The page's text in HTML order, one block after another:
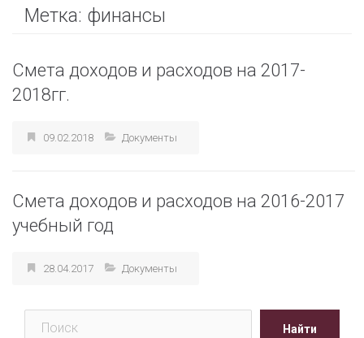
Метка: финансы
Смета доходов и расходов на 2017-
2018гг.
09.02.2018 Документы
Смета доходов и расходов на 2016-2017
учебный год
28.04.2017 Документы
Найти